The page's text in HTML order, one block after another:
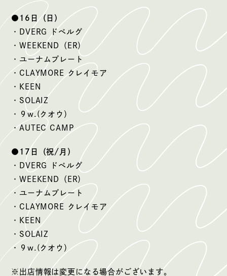
●16日（日）
・DVERG ドベルグ
・WEEKEND（ER）
・ユーナムプレート
・CLAYMORE クレイモア
・KEEN
・SOLAIZ
・９w.(クオウ）
・AUTEC CAMP
●17日（祝/月）
・DVERG ドベルグ
・WEEKEND（ER）
・ユーナムプレート
・CLAYMORE クレイモア
・KEEN
・SOLAIZ
・９w.(クオウ）
※出店情報は変更になる場合がございます。